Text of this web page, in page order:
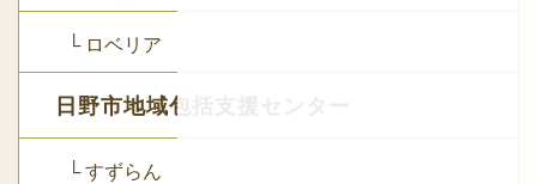
└ ロベリア
日野市地域包括支援センター
└ すずらん